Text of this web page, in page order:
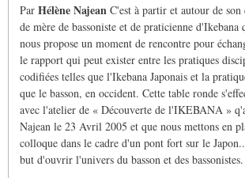
Par Hélène Najean C'est à partir et autour de
de mère de bassoniste et de praticienne d'Ikebana
nous propose un moment de rencontre pour
le rapport qui peut exister entre les pratiques
codifiées telles que l'Ikebana Japonais et la
que le basson, en occident. Cette table ronde
avec l'atelier de « Découverte de l'IKEBANA »
Najean le 23 Avril 2005 et que nous mettons en
colloque dans le cadre d'un pont fort sur le
but d'ouvrir l'univers du basson et des bassonistes.